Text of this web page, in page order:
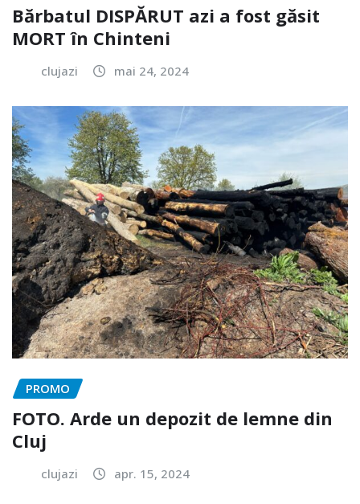
Bărbatul DISPĂRUT azi a fost găsit
MORT în Chinteni
clujazi mai 24, 2024
PROMO
FOTO. Arde un depozit de lemne din
Cluj
clujazi apr. 15, 2024